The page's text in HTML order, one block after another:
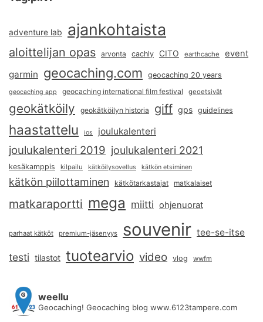
adventure lab ajankohtaista
aloittelijan opas arvonta cachly CITO earthcache event
garmin geocaching.com geocaching 20 years
geocaching app geocaching international film festival geoetsivät
geokätköily geokätköilyn historia giff gps guidelines
haastattelu ios joulukalenteri
joulukalenteri 2019 joulukalenteri 2021
kesäkamppis kilpailu kätköilysovellus kätkön etsiminen
kätkön piilottaminen kätkötarkastajat matkalaiset
matkaraportti mega miitti ohjenuorat
parhaat kätköt premium-jäsenyys souvenir tee-se-itse
testi tilastot tuotearvio video vlog wwfm
weellu
Geocaching! Geocaching blog www.6123tampere.com